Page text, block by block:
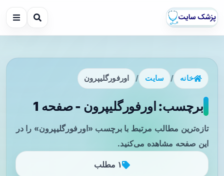
خانه / سایت / اورفورگلیپرون
برچسب: اورفورگلیپرون - صفحه 1
تازه‌ترین مطالب مرتبط با برچسب «اورفورگلیپرون» را در
این صفحه مشاهده می‌کنید.
۱ مطلب